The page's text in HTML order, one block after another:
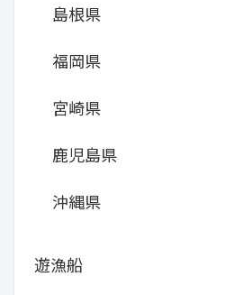
島根県
福岡県
宮崎県
鹿児島県
沖縄県
遊漁船